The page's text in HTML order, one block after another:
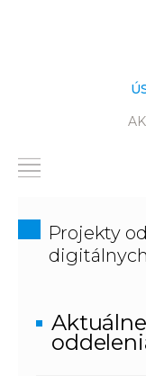
Projekty